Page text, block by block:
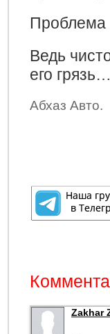
Проблема
Ведь
его
Абхаз Авто.
Zakhar